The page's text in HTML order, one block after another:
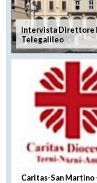
Intervista Direttore
Telegalileo
Caritas-San Martino